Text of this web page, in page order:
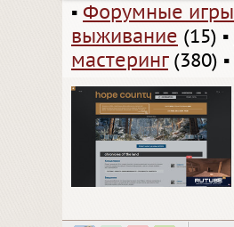
▪ Форумные игры
выживание (15) ▪
мастеринг(380) ▪